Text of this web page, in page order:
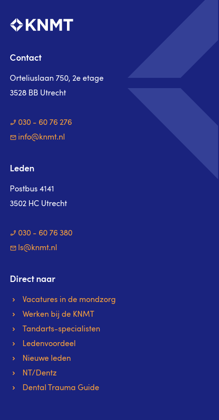
Contact
Orteliuslaan 750, 2e etage
3528 BB Utrecht
030 - 60 76 276
info@knmt.nl
Leden
Postbus 4141
3502 HC Utrecht
030 - 60 76 380
ls@knmt.nl
Direct naar
Vacatures in de mondzorg
Werken bij de KNMT
Tandarts-specialisten
Ledenvoordeel
Nieuwe leden
NT/Dentz
Dental Trauma Guide